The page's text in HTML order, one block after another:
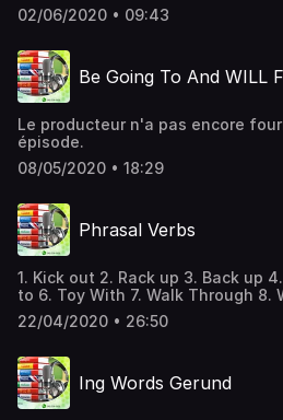
02/06/2020 • 09:43
Be Going To And WILL
Le producteur n'a pas encore
épisode.
08/05/2020 • 18:29
Phrasal Verbs
1. Kick out 2. Rack up 3. Back up
to 6. Toy With 7. Walk Through 8.
out of 10. Log off
22/04/2020 • 26:50
Ing Words Gerund